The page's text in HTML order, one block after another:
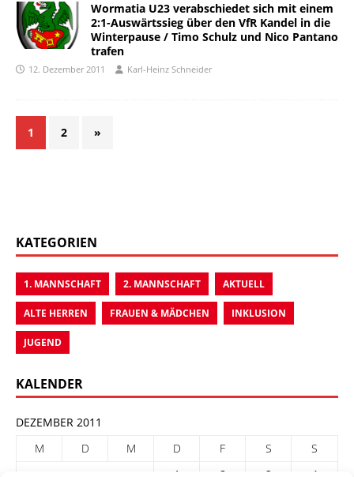
Wormatia U23 verabschiedet sich mit einem
2:1-Auswärtssieg über den VfR Kandel in die
Winterpause / Timo Schulz und Nico Pantano
trafen
12. Dezember 2011 Karl-Heinz Schneider
1 2 »
KATEGORIEN
1. MANNSCHAFT 2. MANNSCHAFT AKTUELL
ALTE HERREN FRAUEN & MÄDCHEN INKLUSION
JUGEND
KALENDER
DEZEMBER 2011
M
D M D F S
S